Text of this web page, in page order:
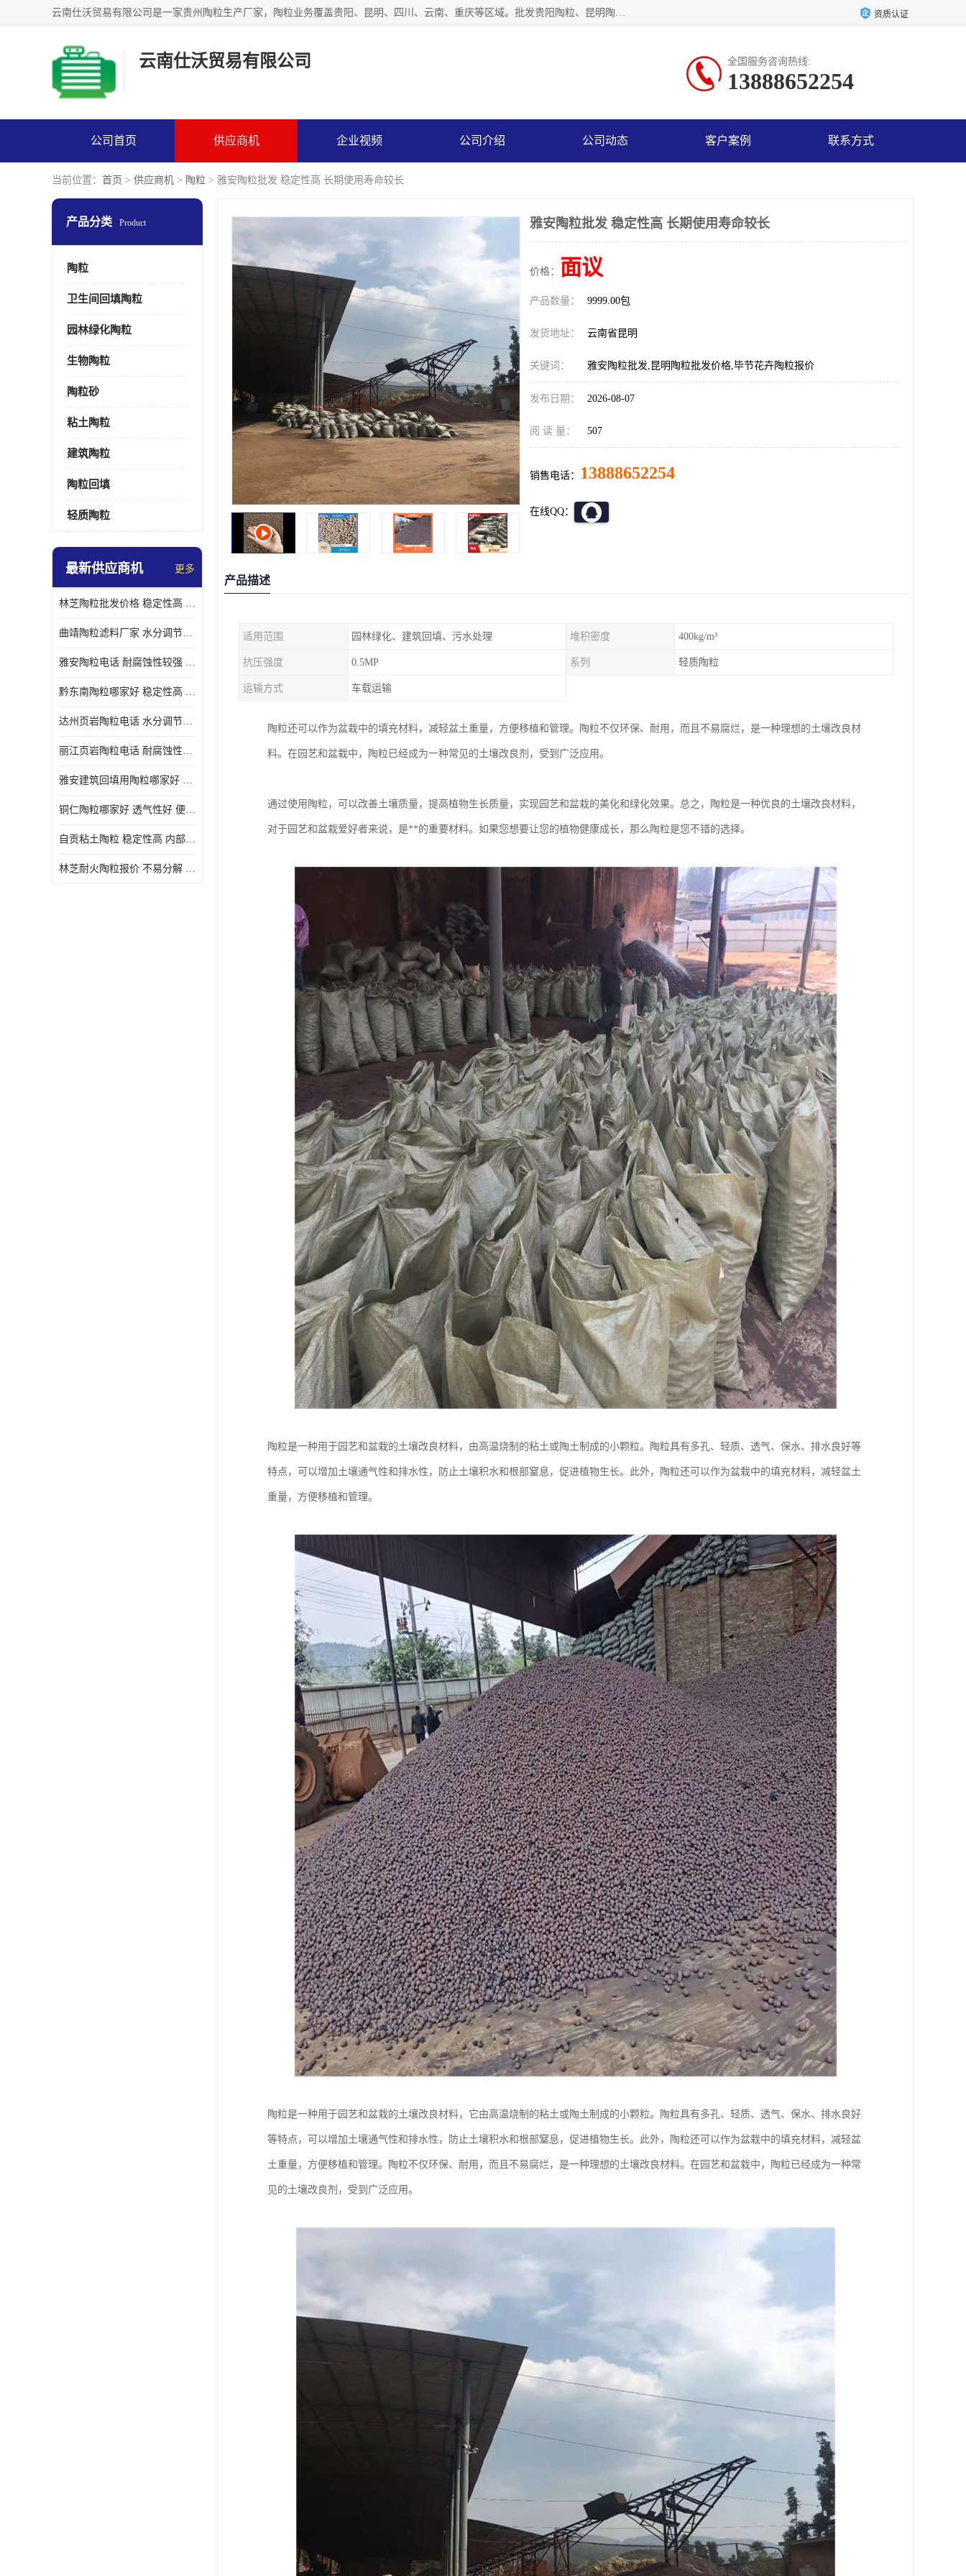
云南仕沃贸易有限公司是一家贵州陶粒生产厂家，陶粒业务覆盖贵阳、昆明、四川、云南、重庆等区域。批发贵阳陶粒、昆明陶粒、四川陶粒、云南陶粒、重庆陶粒，服务热线：*。仕沃贸易建材致力于建筑产业化、绿色建筑体系、产品和系统应用解决方案的企业。研发生产、销售和推广绿色建筑体系、建筑产业化体系的各种环保建筑产品。 资质认证
云南仕沃贸易有限公司 全国服务咨询热线:
13888652254
公司首页 供应商机 企业视频 公司介绍 公司动态 客户案例 联系方式
当前位置： 首页 > 供应商机 > 陶粒 > 雅安陶粒批发 稳定性高 长期使用寿命较长
产品分类 Product
陶粒
卫生间回填陶粒
园林绿化陶粒
生物陶粒
陶粒砂
粘土陶粒
建筑陶粒
陶粒回填
轻质陶粒
最新供应商机 更多
林芝陶粒批发价格 稳定性高 便于搬运和使用
曲靖陶粒滤料厂家 水分调节性好 长期使用寿命较长
雅安陶粒电话 耐腐蚀性较强 长期使用寿命较长
黔东南陶粒哪家好 稳定性高 长期使用寿命较长
达州页岩陶粒电话 水分调节性好 密度低 重量轻
丽江页岩陶粒电话 耐腐蚀性较强 便于搬运和使用
雅安建筑回填用陶粒哪家好 孔隙率高 比重轻 密度较小
铜仁陶粒哪家好 透气性好 便于搬运和使用
自贡粘土陶粒 稳定性高 内部空隙较大
林芝耐火陶粒报价 不易分解 便于搬运和使用
雅安陶粒批发 稳定性高 长期使用寿命较长
价格： 面议
产品数量： 9999.00包
发货地址： 云南省昆明
关键词： 雅安陶粒批发,昆明陶粒批发价格,毕节花卉陶粒报价
发布日期： 2026-08-07
阅 读 量： 507
销售电话： 13888652254
在线QQ：
产品描述
适用范围 园林绿化、建筑回填、污水处理 堆积密度 400kg/m³
抗压强度 0.5MP 系列 轻质陶粒
运输方式 车载运输
陶粒还可以作为盆栽中的填充材料，减轻盆土重量，方便移植和管理。陶粒不仅环保、耐用，而且不易腐烂，是一种理想的土壤改良材
料。在园艺和盆栽中，陶粒已经成为一种常见的土壤改良剂，受到广泛应用。
通过使用陶粒，可以改善土壤质量，提高植物生长质量，实现园艺和盆栽的美化和绿化效果。总之，陶粒是一种优良的土壤改良材料，
对于园艺和盆栽爱好者来说，是**的重要材料。如果您想要让您的植物健康成长，那么陶粒是您不错的选择。
陶粒是一种用于园艺和盆栽的土壤改良材料，由高温烧制的粘土或陶土制成的小颗粒。陶粒具有多孔、轻质、透气、保水、排水良好等
特点，可以增加土壤通气性和排水性，防止土壤积水和根部窒息，促进植物生长。此外，陶粒还可以作为盆栽中的填充材料，减轻盆土
重量，方便移植和管理。
陶粒是一种用于园艺和盆栽的土壤改良材料，它由高温烧制的粘土或陶土制成的小颗粒。陶粒具有多孔、轻质、透气、保水、排水良好
等特点，可以增加土壤通气性和排水性，防止土壤积水和根部窒息，促进植物生长。此外，陶粒还可以作为盆栽中的填充材料，减轻盆
土重量，方便移植和管理。陶粒不仅环保、耐用，而且不易腐烂，是一种理想的土壤改良材料。在园艺和盆栽中，陶粒已经成为一种常
见的土壤改良剂，受到广泛应用。